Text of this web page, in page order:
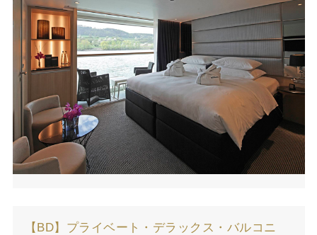
【BD】プライベート・デラックス・バルコニ